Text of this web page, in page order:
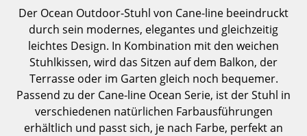
Aufbewahren
Regale & Schränke
Bücherregale
Wandregale
Sideboards & Kommoden
Der Ocean Outdoor-Stuhl von Cane-line beeindruckt
durch sein modernes, elegantes und gleichzeitig
leichtes Design. In Kombination mit den weichen
Stuhlkissen, wird das Sitzen auf dem Balkon, der
Terrasse oder im Garten gleich noch bequemer.
Passend zu der Cane-line Ocean Serie, ist der Stuhl in
verschiedenen natürlichen Farbausführungen
erhältlich und passt sich, je nach Farbe, perfekt an